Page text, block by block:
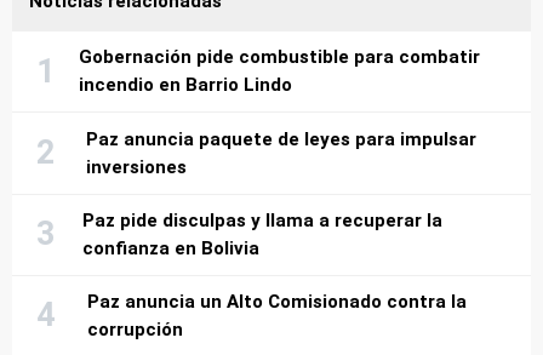
Gobernación pide combustible para combatir
incendio en Barrio Lindo
Paz anuncia paquete de leyes para impulsar
inversiones
Paz pide disculpas y llama a recuperar la
confianza en Bolivia
Paz anuncia un Alto Comisionado contra la
corrupción